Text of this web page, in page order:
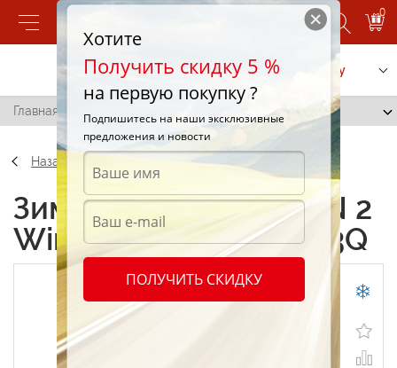
0
Позвонить Заказать услугу
Главная / Nitto SN 2 Winter 235/65 R16 103Q
Назад
Зимние шины Nitto SN 2
Winter 235/65 R16 103Q
Хотите
Получить скидку 5 %
на первую покупку ?
Подпишитесь на наши эксклюзивные
предложения и новости
ПОЛУЧИТЬ СКИДКУ